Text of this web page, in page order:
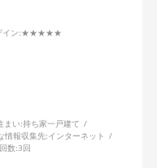
イン:★★★★★
まい:持ち家一戸建て
情報収集先:インターネット
数:3回